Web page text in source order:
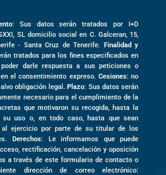
: Sus datos serán tratados por I+D
SL domicilio social en C. Galceran, 15,
- Santa Cruz de Tenerife. Finalidad y
tratados para los fines especificados en
darle respuesta a sus peticiones o
el consentimiento expreso. Cesiones: no
obligación legal.Plazo: Sus datos serán
necesario para el cumplimiento de la
que motivaron su recogida, hasta la
su uso o, en todo caso, hasta que sean
al ejercicio por parte de su titular de los
Derechos: Le informamos que puede
rectificación, cancelación y oposición
a través de este formulario de contacto o
dirección de correo electrónico: